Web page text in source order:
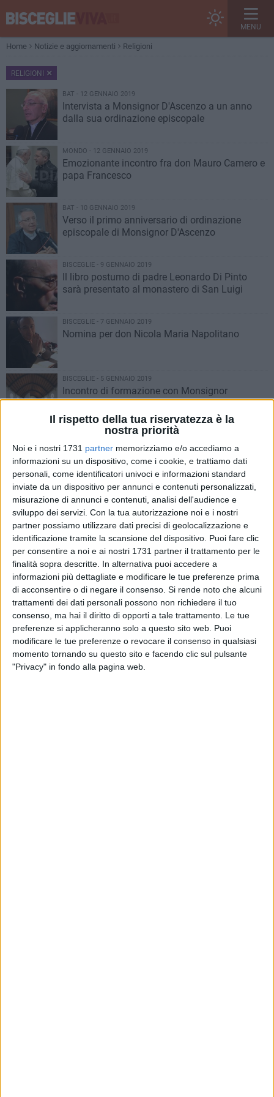
Il rispetto della tua riservatezza è la
nostra priorità
Noi e i nostri 1731 partner memorizziamo e/o accediamo a
informazioni su un dispositivo, come i cookie, e trattiamo dati
personali, come identificatori univoci e informazioni standard
inviate da un dispositivo per annunci e contenuti personalizzati,
misurazione di annunci e contenuti, analisi dell'audience e
sviluppo dei servizi. Con la tua autorizzazione noi e i nostri
partner possiamo utilizzare dati precisi di geolocalizzazione e
identificazione tramite la scansione del dispositivo. Puoi fare clic
per consentire a noi e ai nostri 1731 partner il trattamento per le
finalità sopra descritte. In alternativa puoi accedere a
informazioni più dettagliate e modificare le tue preferenze prima
di acconsentire o di negare il consenso. Si rende noto che alcuni
trattamenti dei dati personali possono non richiedere il tuo
consenso, ma hai il diritto di opporti a tale trattamento. Le tue
preferenze si applicheranno solo a questo sito web. Puoi
modificare le tue preferenze o revocare il consenso in qualsiasi
momento tornando su questo sito e facendo clic sul pulsante
"Privacy" in fondo alla pagina web.
MENU
Home Notizie e aggiornamenti Religioni
RELIGIONI
BAT - 12 GENNAIO 2019
Intervista a Monsignor D'Ascenzo a un anno
dalla sua ordinazione episcopale
MONDO - 12 GENNAIO 2019
Emozionante incontro fra don Mauro Camero e
papa Francesco
BAT - 10 GENNAIO 2019
Verso il primo anniversario di ordinazione
episcopale di Monsignor D'Ascenzo
BISCEGLIE - 9 GENNAIO 2019
Il libro postumo di padre Leonardo Di Pinto
sarà presentato al monastero di San Luigi
BISCEGLIE - 7 GENNAIO 2019
Nomina per don Nicola Maria Napolitano
BISCEGLIE - 5 GENNAIO 2019
Incontro di formazione con Monsignor
Ricchiuti a Sant'Andrea
PUGLIA - 4 GENNAIO 2019
I primi cinque anni di Monsignor Giovanni
Ricchiuti da vescovo di Altamura-Gravina-
Acquaviva
BISCEGLIE - 29 DICEMBRE 2018
Don Vito Sardaro referente regionale per il
catecumenato
BISCEGLIE - 28 DICEMBRE 2018
Un Presepe vivente tutto da scoprire a Villa
Giulia
BISCEGLIE - 15 DICEMBRE 2018
Domenica l'inaugurazione del presepe della
parrocchia San Pietro
MONDO - 14 DICEMBRE 2018
Natale: la speranza costruisce un mondo